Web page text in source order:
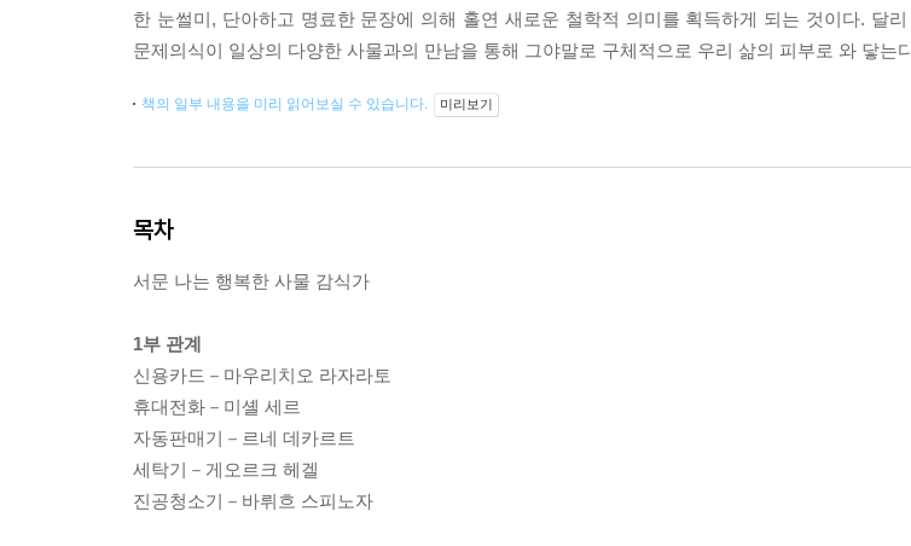
한 눈썰미, 단아하고 명료한 문장에 의해 홀연 새로운 철학적 의미를 획득하게 되는 것이다. 달
문제의식이 일상의 다양한 사물과의 만남을 통해 그야말로 구체적으로 우리 삶의 피부로 와 닿는
책의 일부 내용을 미리 읽어보실 수 있습니다. 미리보기
목차
서문 나는 행복한 사물 감식가
1부 관계
신용카드－마우리치오 라자라토
휴대전화－미셸 세르
자동판매기－르네 데카르트
세탁기－게오르크 헤겔
진공청소기－바뤼흐 스피노자